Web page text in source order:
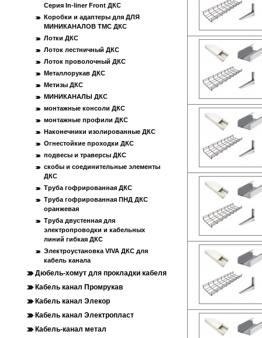
Серия In-liner Front ДКС
Коробки и адаптеры для ДЛЯ
МИНИКАНАЛОВ ТМС ДКС
Лотки ДКС
Лоток лестничный ДКС
Лоток проволочный ДКС
Металлорукав ДКС
Метизы ДКС
МИНИКАНАЛЫ ДКС
монтажные консоли ДКС
монтажные профили ДКС
Наконечники изолированные ДКС
Огнестойкие проходки ДКС
подвесы и траверсы ДКС
скобы и соединительные элементы
ДКС
Труба гофрированная ДКС
Труба гофрированная ПНД ДКС
оранжевая
Труба двустенная для
электропроводки и кабельных
линий гибкая ДКС
Электроустановка VIVA ДКС для
кабель канала
Дюбель-хомут для прокладки кабеля
Кабель канал Промрукав
Кабель канал Элекор
Кабель канал Электропласт
Кабель-канал метал